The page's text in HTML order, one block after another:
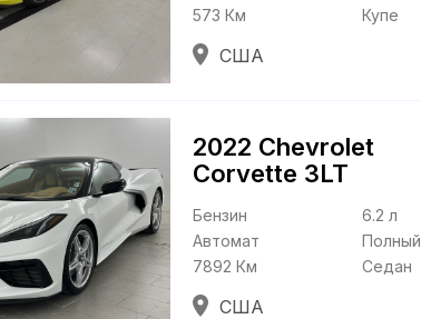
573 Км
Купе
США
2022 Chevrolet
Corvette 3LT
Бензин
6.2 л
Автомат
Полный
7892 Км
Седан
США